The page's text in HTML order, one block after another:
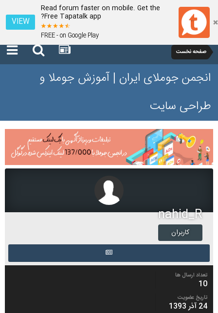
Read forum faster on mobile. Get the
Free Tapatalk app?
FREE - on Google Play
VIEW
صفحه نخست
انجمن جوملای ایران | آموزش جوملا و
طراحی سایت
nahid_R
کاربران
تعداد ارسال ها
10
تاریخ عضویت
24 آذر 1393